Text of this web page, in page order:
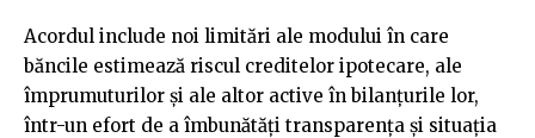
Acordul include noi limitări ale modului în care
băncile estimează riscul creditelor ipotecare, ale
împrumuturilor şi ale altor active în bilanţurile lor,
într-un efort de a îmbunătăţi transparenţa şi situaţia